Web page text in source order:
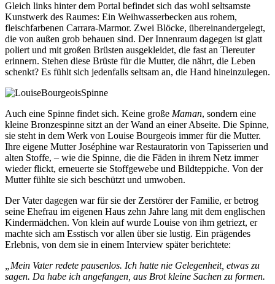
Gleich links hinter dem Portal befindet sich das wohl seltsamste
Kunstwerk des Raumes: Ein Weihwasserbecken aus rohem,
fleischfarbenen Carrara-Marmor. Zwei Blöcke, übereinandergelegt,
die von außen grob behauen sind. Der Innenraum dagegen ist glatt
poliert und mit großen Brüsten ausgekleidet, die fast an Tiereuter
erinnern. Stehen diese Brüste für die Mutter, die nährt, die Leben
schenkt? Es fühlt sich jedenfalls seltsam an, die Hand hineinzulegen.
Auch eine Spinne findet sich. Keine große Maman, sondern eine
kleine Bronzespinne sitzt an der Wand an einer Abseite. Die Spinne,
sie steht in dem Werk von Louise Bourgeois immer für die Mutter.
Ihre eigene Mutter Joséphine war Restauratorin von Tapisserien und
alten Stoffe, – wie die Spinne, die die Fäden in ihrem Netz immer
wieder flickt, erneuerte sie Stoffgewebe und Bildteppiche. Von der
Mutter fühlte sie sich beschützt und umwoben.
Der Vater dagegen war für sie der Zerstörer der Familie, er betrog
seine Ehefrau im eigenen Haus zehn Jahre lang mit dem englischen
Kindermädchen. Von klein auf wurde Louise von ihm getriezt, er
machte sich am Esstisch vor allen über sie lustig. Ein prägendes
Erlebnis, von dem sie in einem Interview später berichtete:
„Mein Vater redete pausenlos. Ich hatte nie Gelegenheit, etwas zu
sagen. Da habe ich angefangen, aus Brot kleine Sachen zu formen.